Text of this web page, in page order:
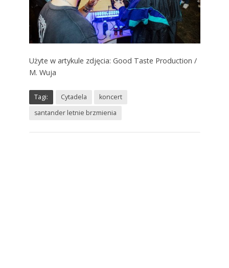
Użyte w artykule zdjęcia: Good Taste Production /
M. Wuja
Tagi: Cytadela
koncert
santander letnie brzmienia